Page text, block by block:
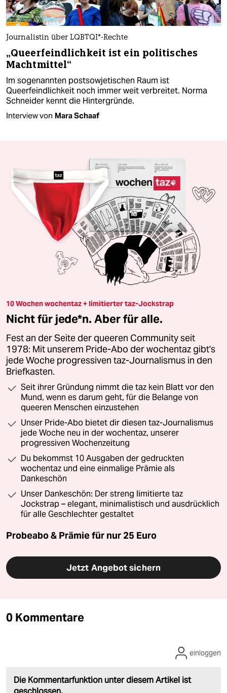
Journalistin über LQBTQI*-Rechte
„Queerfeindlichkeit ist ein politisches
Machtmittel“
Im sogenannten postsowjetischen Raum ist
Queerfeindlichkeit noch immer weit verbreitet. Norma
Schneider kennt die Hintergründe.
Interview von Mara Schaaf
10 Wochen wochentaz + limitierter taz-Jockstrap
Nicht für jede*n. Aber für alle.
Fest an der Seite der queeren Community seit
1978: Mit unserem Pride-Abo der wochentaz gibt's
jede Woche progressiven taz-Journalismus in den
Briefkasten.
Seit ihrer Gründung nimmt die taz kein Blatt vor den
Mund, wenn es darum geht, für die Belange von
queeren Menschen einzustehen
Unser Pride-Abo bietet dir diesen taz-Journalismus
jede Woche neu in der wochentaz, unserer
progressiven Wochenzeitung
Du bekommst 10 Ausgaben der gedruckten
wochentaz und eine einmalige Prämie als
Dankeschön
Unser Dankeschön: Der streng limitierte taz
Jockstrap – elegant, minimalistisch und ausdrücklich
für alle Geschlechter gestaltet
Probeabo & Prämie für nur 25 Euro
Jetzt Angebot sichern
0 Kommentare
Die Kommentarfunktion unter diesem Artikel ist
einloggen